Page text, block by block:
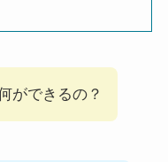
ができるの？